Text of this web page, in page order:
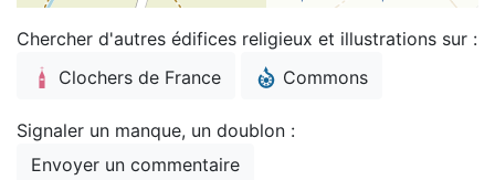
Chercher d'autres édifices religieux et illustrations sur :
Clochers de France
Commons
Signaler un manque, un doublon :
Envoyer un commentaire